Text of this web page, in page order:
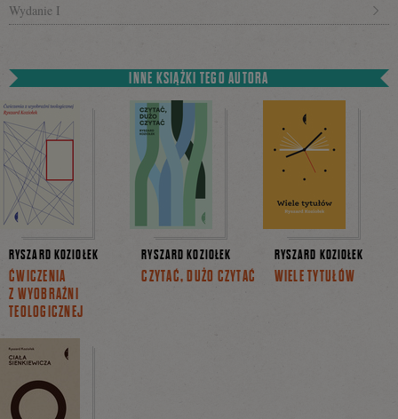
Wydanie I
INNE KSIĄŻKI TEGO AUTORA
RYSZARD KOZIOŁEK
ĆWICZENIA
Z WYOBRAŹNI
TEOLOGICZNEJ
RYSZARD KOZIOŁEK
CZYTAĆ, DUŻO CZYTAĆ
RYSZARD KOZIOŁEK
WIELE TYTUŁÓW